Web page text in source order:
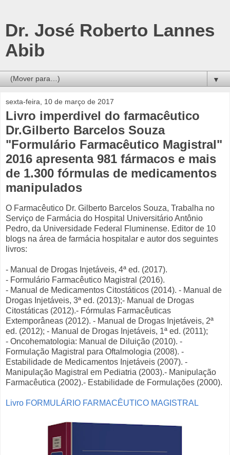
Dr. José Roberto Lannes
Abib
▼
sexta-feira, 10 de março de 2017
Livro imperdivel do farmacêutico
Dr.Gilberto Barcelos Souza
"Formulário Farmacêutico Magistral"
2016 apresenta 981 fármacos e mais
de 1.300 fórmulas de medicamentos
manipulados
O Farmacêutico Dr. Gilberto Barcelos Souza, Trabalha no
Serviço de Farmácia do Hospital Universitário Antônio
Pedro, da Universidade Federal Fluminense. Editor de 10
blogs na área de farmácia hospitalar e autor dos seguintes
livros:
- Manual de Drogas Injetáveis, 4ª ed. (2017).
- Formulário Farmacêutico Magistral (2016).
- Manual de Medicamentos Citostáticos (2014). - Manual de
Drogas Injetáveis, 3ª ed. (2013);- Manual de Drogas
Citostáticas (2012).- Fórmulas Farmacêuticas
Extemporâneas (2012). - Manual de Drogas Injetáveis, 2ª
ed. (2012); - Manual de Drogas Injetáveis, 1ª ed. (2011);
- Oncohematologia: Manual de Diluição (2010). -
Formulação Magistral para Oftalmologia (2008). -
Estabilidade de Medicamentos Injetáveis (2007). -
Manipulação Magistral em Pediatria (2003).- Manipulação
Farmacêutica (2002).- Estabilidade de Formulações (2000).
Livro FORMULÁRIO FARMACÊUTICO MAGISTRAL